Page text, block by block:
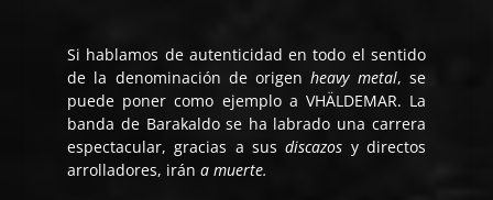
Si hablamos de autenticidad en todo el sentido
de la denominación de origenheavy metal, se
puede poner como ejemplo a VHÄLDEMAR. La
banda de Barakaldo se ha labrado una carrera
espectacular, gracias a susdiscazos y directos
arrolladores, irána muerte.